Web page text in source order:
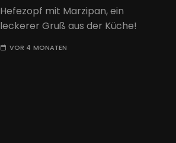
Hefezopf mit Marzipan, ein
leckerer Gruß aus der Küche!
VOR 4 MONATEN